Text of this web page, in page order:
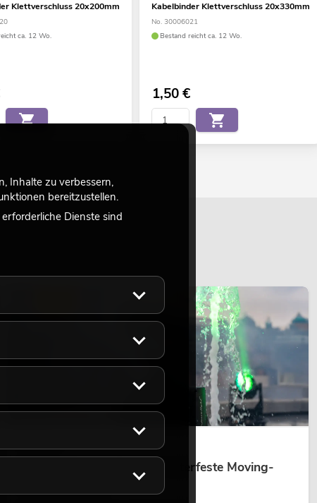
Klettverschluss 20x200mm
ca. 12 Wo.
Kabelbinder Klettverschluss 20x330mm
No. 30006021
Bestand reicht ca. 12 Wo.
1,50€
Outdoor Moving-Heads: Wetterfeste Moving-
Inhalte zu verbessern,
bereitzustellen.
Dienste sind